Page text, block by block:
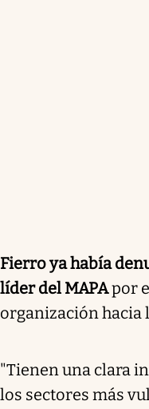
Fierro ya había
líder del MAPApor
organización hacia
"Tienen una clara
los sectores más